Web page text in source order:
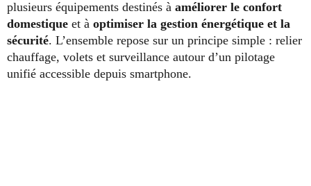
plusieurs équipements destinés à améliorer le confort
domestique et à optimiser la gestion énergétique et la
sécurité. L’ensemble repose sur un principe simple : relier
chauffage, volets et surveillance autour d’un pilotage
unifié accessible depuis smartphone.